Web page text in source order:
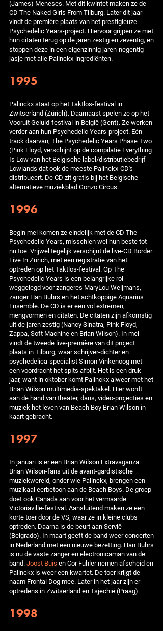
(James) Meneses. Met dit kwintet maken ze de
CD The Naked Girls From Tilburg. Later dit jaar
vindt de première plaats van het prestigieuze
Psychedelic Years-project. Hiervoor grijpen ze met
hun citaten terug op de jaren zestig en zeventig, en
stoppen deze in een eigenzinnig jaren-negentig-
jasje met alle Palinckx-ingrediënten.
1995
Palinckx staat op het Taktlos-festival in
Zwitserland (Zürich). Daarnaast spelen ze op het
Vooruit Geluid-festival in België (Gent). Ze werken
verder aan hun Psychedelic Years-project. Eén
track daarvan, The Psychedelic Years Phase Two
(Pink Floyd, verschijnt op de compilatie Everything
Is Low van het Belgische label/distributiebedrijf
Lowlands dat ook de meeste Palinckx-CD's
distribueert. De CD zit gratis bij het Belgische
alternatieve muziekblad Gonzo Circus.
1996
Begin mei komen ze eindelijk met de CD The
Psychedelic Years, misschien wel hun beste tot
nu toe. Vrijwel tegelijk verschijnt de live-CD Border:
Live In Zürich, met een registratie van het
optreden op het Taktlos-festival. Op The
Psychedelic Years is een belangrijke rol
weggelegd voor zangeres MaryLou Weijmans,
zanger Han Buhrs en het achtkoppige Aquarius
Ensemble. De CD is er een vol extremen,
mengvormen en citaten. De citaten zijn afkomstig
uit de jaren zestig (Nancy Sinatra, Pink Floyd,
Zappa, Soft Machine en Brian Wilson). In mei
vindt de tweede live-première van dit project
plaats in Tilburg, waar schrijver-dichter en
psychedelica-specialist Simon Vinkenoog met
een voordracht het spits afbijt. Het is een druk
jaar, want in oktober komt Palinckx alweer met het
Brian Wilson multimedia-spektakel. Hier wordt
aan de hand van theater, dans, video-projecties en
muziek het leven van Beach Boy Brian Wilson in
kaart gebracht.
1997
In januari is er een Brian Wilson Extravaganza.
Brian Wilson-fans uit de avant-gardistische
muziekwereld, onder wie Palinckx, brengen een
muzikaal eerbetoon aan de Beach Boys. De groep
doet ook Canada aan voor het vermaarde
Victoriaville-festival. Aansluitend maken ze een
korte toer door de VS, waar ze in kleine clubs
optreden. Daarna is de beurt aan Servië
(Belgrado). In maart geeft de band weer concerten
in Nederland met een nieuwe bezetting. Han Buhrs
is nu de vaste zanger en electronicaman van de
band.Joost Buis en Cor Fuhler nemen afscheid en
Palinckx is weer een kwartet. De toer krijgt de
naam Frontal Dog mee. Later in het jaar zijn er
optredens in Zwitserland en Tsjechië (Praag).
1998